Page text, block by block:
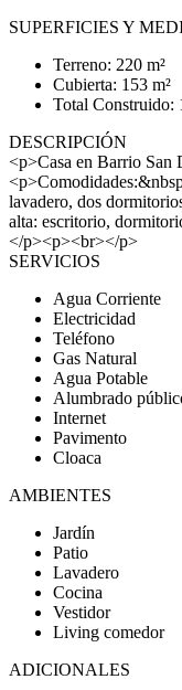
SUPERFICIES Y
Terreno: 220 m²
Cubierta: 153 m²
Total Construido:
DESCRIPCIÓN
<p>Casa en Barrio
lavadero, dos
alta: escritorio,
</p><p><br></p>
SERVICIOS
Agua Corriente
Electricidad
Teléfono
Gas Natural
Agua Potable
Alumbrado
Internet
Pavimento
Cloaca
AMBIENTES
Jardín
Patio
Lavadero
Cocina
Vestidor
Living comedor
ADICIONALES